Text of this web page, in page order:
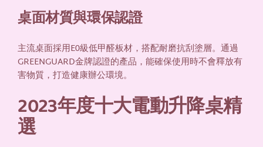
桌面材質與環保認證
主流桌面採用E0級低甲醛板材，搭配耐磨抗刮塗層。通過
GREENGUARD金牌認證的產品，能確保使用時不會釋放有
害物質，打造健康辦公環境。
2023年度十大電動升降桌精
選